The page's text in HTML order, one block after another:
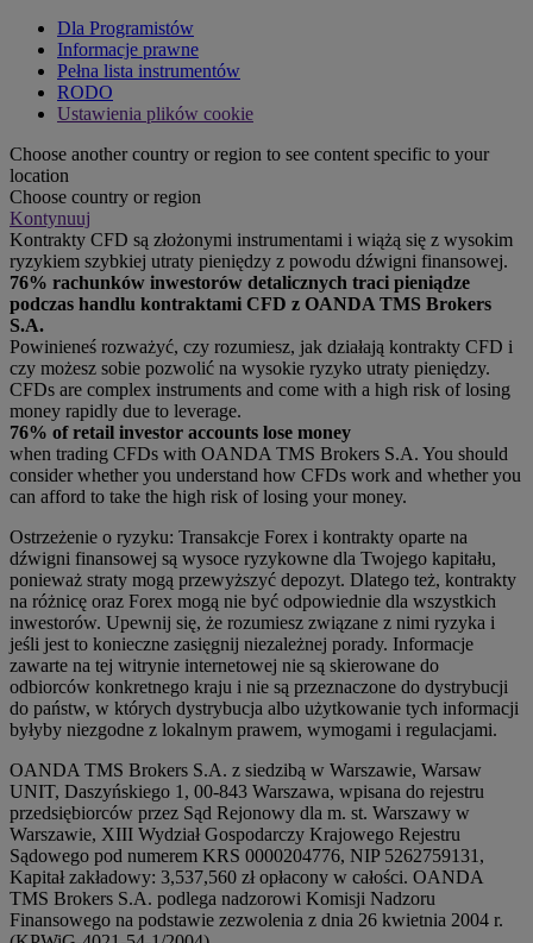
Dla Programistów
Informacje prawne
Pełna lista instrumentów
RODO
Ustawienia plików cookie
Choose another country or region to see content specific to your
location
Choose country or region
Kontynuuj
Kontrakty CFD są złożonymi instrumentami i wiążą się z wysokim
ryzykiem szybkiej utraty pieniędzy z powodu dźwigni finansowej.
76% rachunków inwestorów detalicznych traci pieniądze
podczas handlu kontraktami CFD z OANDA TMS Brokers
S.A.
Powinieneś rozważyć, czy rozumiesz, jak działają kontrakty CFD i
czy możesz sobie pozwolić na wysokie ryzyko utraty pieniędzy.
CFDs are complex instruments and come with a high risk of losing
money rapidly due to leverage.
76% of retail investor accounts lose money
when trading CFDs with OANDA TMS Brokers S.A. You should
consider whether you understand how CFDs work and whether you
can afford to take the high risk of losing your money.
Ostrzeżenie o ryzyku: Transakcje Forex i kontrakty oparte na
dźwigni finansowej są wysoce ryzykowne dla Twojego kapitału,
ponieważ straty mogą przewyższyć depozyt. Dlatego też, kontrakty
na różnicę oraz Forex mogą nie być odpowiednie dla wszystkich
inwestorów. Upewnij się, że rozumiesz związane z nimi ryzyka i
jeśli jest to konieczne zasięgnij niezależnej porady. Informacje
zawarte na tej witrynie internetowej nie są skierowane do
odbiorców konkretnego kraju i nie są przeznaczone do dystrybucji
do państw, w których dystrybucja albo użytkowanie tych informacji
byłyby niezgodne z lokalnym prawem, wymogami i regulacjami.
OANDA TMS Brokers S.A. z siedzibą w Warszawie, Warsaw
UNIT, Daszyńskiego 1, 00-843 Warszawa, wpisana do rejestru
przedsiębiorców przez Sąd Rejonowy dla m. st. Warszawy w
Warszawie, XIII Wydział Gospodarczy Krajowego Rejestru
Sądowego pod numerem KRS 0000204776, NIP 5262759131,
Kapitał zakładowy: 3,537,560 zł opłacony w całości. OANDA
TMS Brokers S.A. podlega nadzorowi Komisji Nadzoru
Finansowego na podstawie zezwolenia z dnia 26 kwietnia 2004 r.